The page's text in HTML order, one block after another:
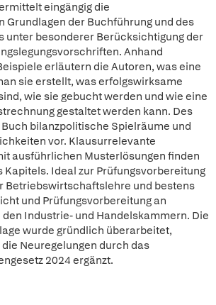
eingängig die
Grundlagen der Buchführung und des
unter besonderer Berücksichtigung der
Anhand
erläutern die Autoren, was eine
sie erstellt, was erfolgswirksame
wie sie gebucht werden und wie eine
gestaltet werden kann. Des
bilanzpolitische Spielräume und
vor. Klausurrelevante
ausführlichen Musterlösungen finden
Kapitels. Ideal zur Prüfungsvorbereitung
Betriebswirtschaftslehre und bestens
und Prüfungsvorbereitung an
Industrie- und Handelskammern. Die
wurde gründlich überarbeitet,
Neuregelungen durch das
2024 ergänzt.